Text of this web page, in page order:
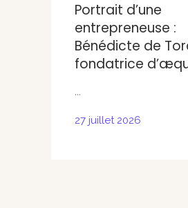
Portrait d’une
entrepreneuse :
Bénédicte de
fondatrice
...
27 juillet 2026